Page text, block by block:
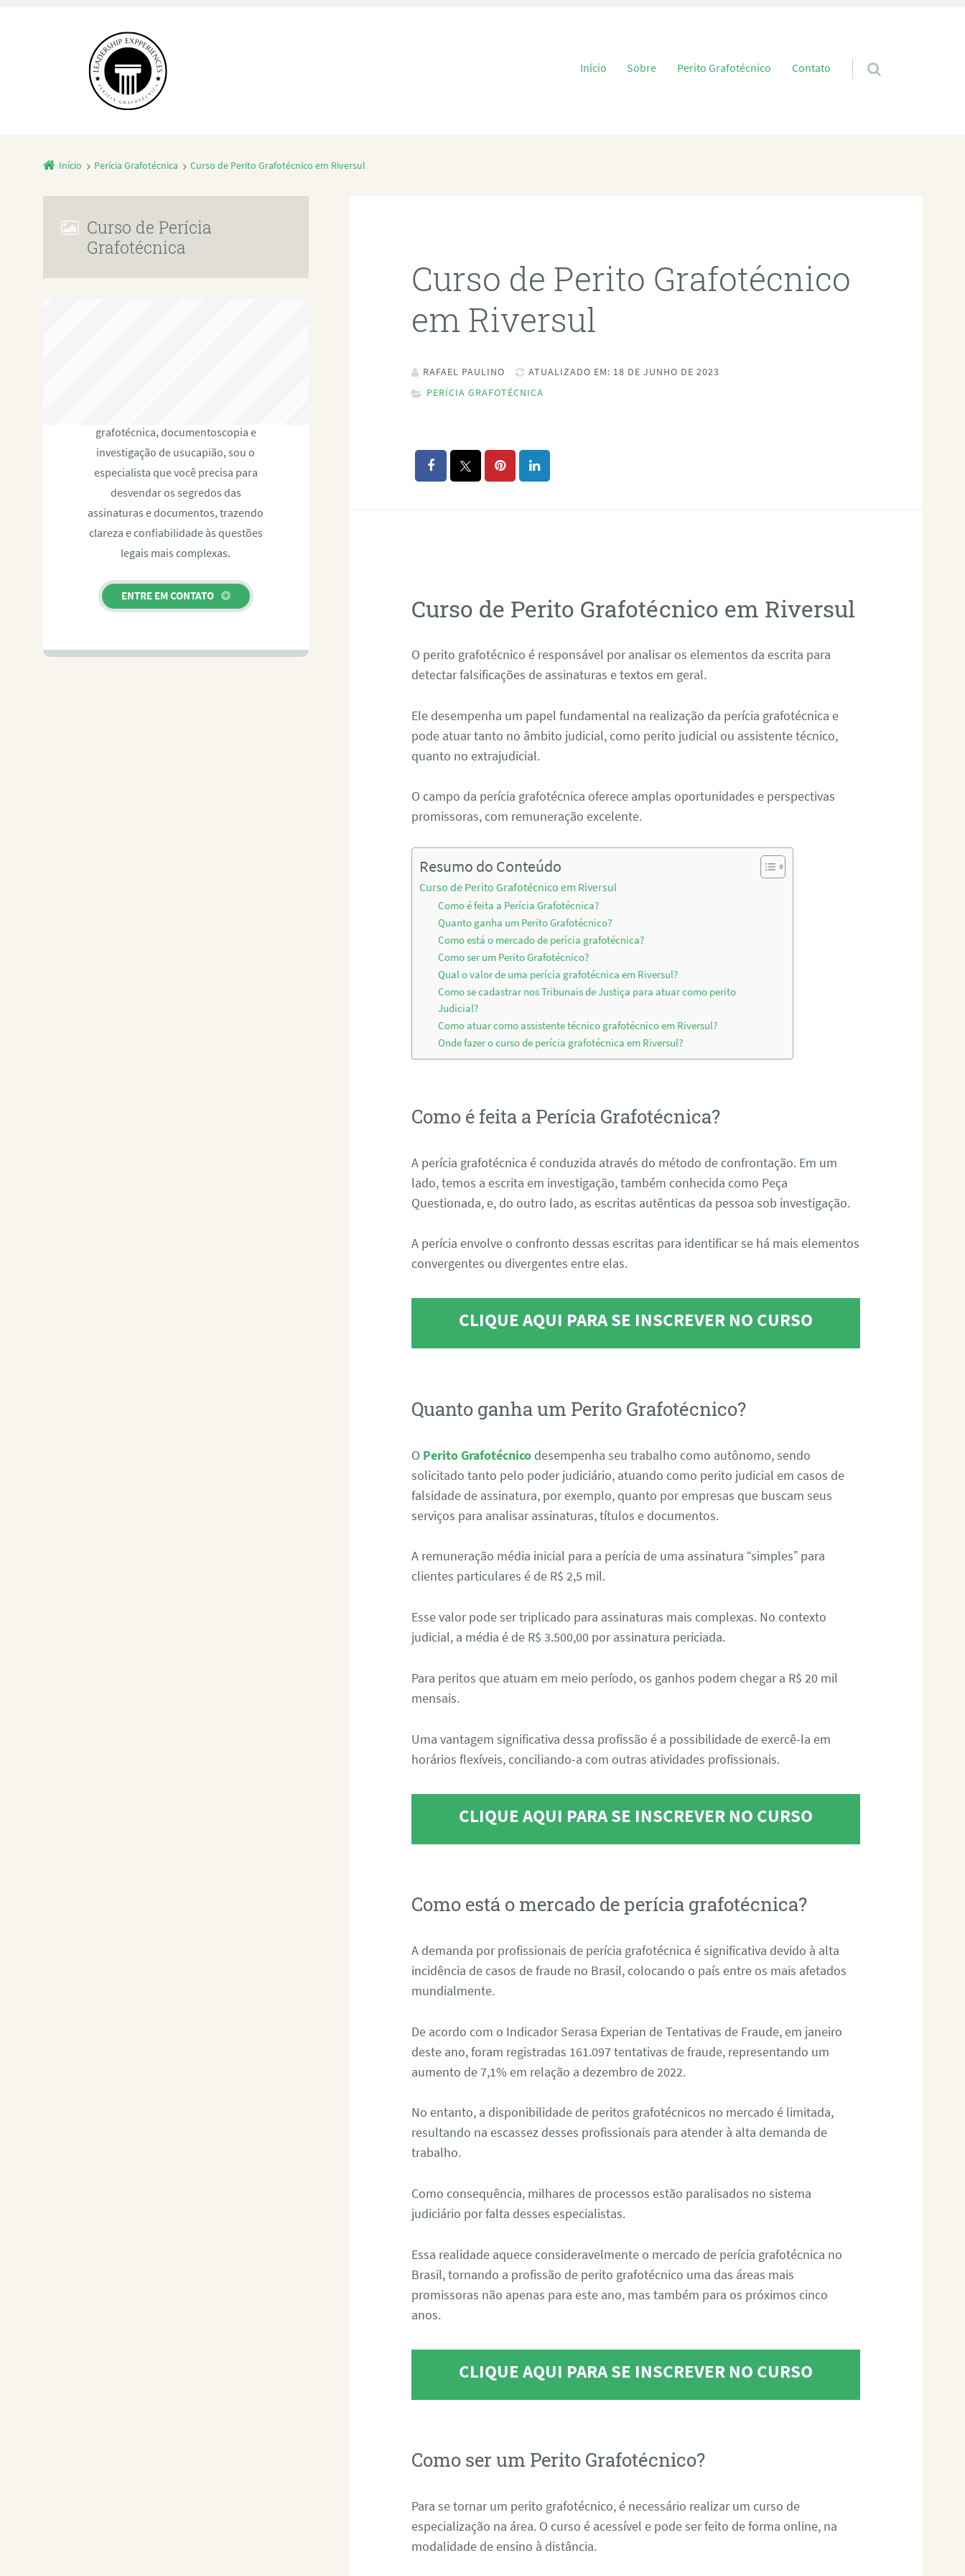
Pular para o conteúdo
Início Sobre Perito Grafotécnico Contato
Início Perícia Grafotécnica Curso de Perito Grafotécnico em Riversul
Curso de Perito Grafotécnico
em Riversul
RAFAEL PAULINO
ATUALIZADO EM: 18 DE JUNHO DE 2023
PERÍCIA GRAFOTÉCNICA
Curso de Perito Grafotécnico em Riversul
O perito grafotécnico é responsável por analisar os elementos da escrita para
detectar falsificações de assinaturas e textos em geral.
Ele desempenha um papel fundamental na realização da perícia grafotécnica e
pode atuar tanto no âmbito judicial, como perito judicial ou assistente técnico,
quanto no extrajudicial.
O campo da perícia grafotécnica oferece amplas oportunidades e perspectivas
promissoras, com remuneração excelente.
Resumo do Conteúdo
Curso de Perito Grafotécnico em Riversul
Como é feita a Perícia Grafotécnica?
Quanto ganha um Perito Grafotécnico?
Como está o mercado de perícia grafotécnica?
Como ser um Perito Grafotécnico?
Qual o valor de uma perícia grafotécnica em Riversul?
Como se cadastrar nos Tribunais de Justiça para atuar como perito
Judicial?
Como atuar como assistente técnico grafotécnico em Riversul?
Onde fazer o curso de perícia grafotécnica em Riversul?
Como é feita a Perícia Grafotécnica?
A perícia grafotécnica é conduzida através do método de confrontação. Em um
lado, temos a escrita em investigação, também conhecida como Peça
Questionada, e, do outro lado, as escritas autênticas da pessoa sob investigação.
A perícia envolve o confronto dessas escritas para identificar se há mais elementos
convergentes ou divergentes entre elas.
CLIQUE AQUI PARA SE INSCREVER NO CURSO
Quanto ganha um Perito Grafotécnico?
O Perito Grafotécnico desempenha seu trabalho como autônomo, sendo
solicitado tanto pelo poder judiciário, atuando como perito judicial em casos de
falsidade de assinatura, por exemplo, quanto por empresas que buscam seus
serviços para analisar assinaturas, títulos e documentos.
A remuneração média inicial para a perícia de uma assinatura “simples” para
clientes particulares é de R$ 2,5 mil.
Esse valor pode ser triplicado para assinaturas mais complexas. No contexto
judicial, a média é de R$ 3.500,00 por assinatura periciada.
Para peritos que atuam em meio período, os ganhos podem chegar a R$ 20 mil
mensais.
Uma vantagem significativa dessa profissão é a possibilidade de exercê-la em
horários flexíveis, conciliando-a com outras atividades profissionais.
CLIQUE AQUI PARA SE INSCREVER NO CURSO
Como está o mercado de perícia grafotécnica?
A demanda por profissionais de perícia grafotécnica é significativa devido à alta
incidência de casos de fraude no Brasil, colocando o país entre os mais afetados
mundialmente.
De acordo com o Indicador Serasa Experian de Tentativas de Fraude, em janeiro
deste ano, foram registradas 161.097 tentativas de fraude, representando um
aumento de 7,1% em relação a dezembro de 2022.
No entanto, a disponibilidade de peritos grafotécnicos no mercado é limitada,
resultando na escassez desses profissionais para atender à alta demanda de
trabalho.
Como consequência, milhares de processos estão paralisados no sistema
judiciário por falta desses especialistas.
Essa realidade aquece consideravelmente o mercado de perícia grafotécnica no
Brasil, tornando a profissão de perito grafotécnico uma das áreas mais
promissoras não apenas para este ano, mas também para os próximos cinco
anos.
CLIQUE AQUI PARA SE INSCREVER NO CURSO
Como ser um Perito Grafotécnico?
Para se tornar um perito grafotécnico, é necessário realizar um curso de
especialização na área. O curso é acessível e pode ser feito de forma online, na
modalidade de ensino à distância.
Curso de Perícia
Grafotécnica
grafotécnica, documentoscopia e
investigação de usucapião, sou o
especialista que você precisa para
desvendar os segredos das
assinaturas e documentos, trazendo
clareza e confiabilidade às questões
legais mais complexas.
ENTRE EM CONTATO